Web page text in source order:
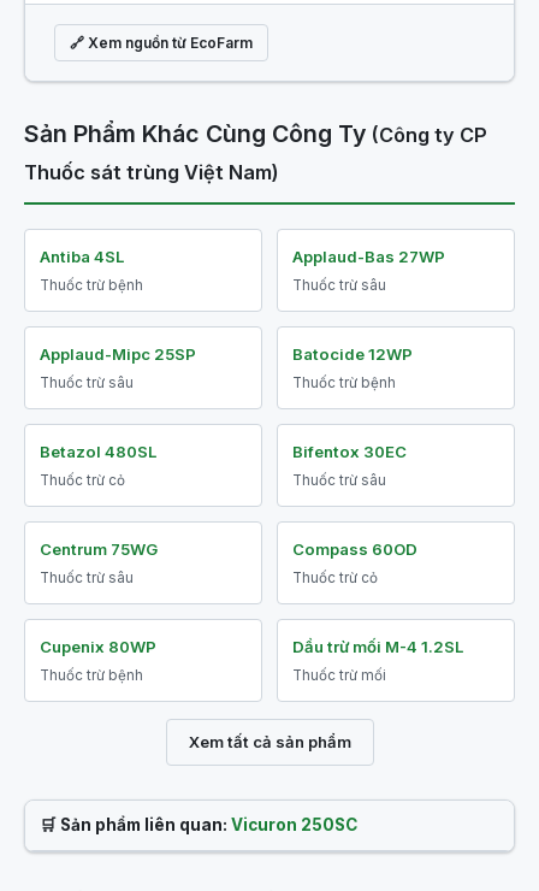
🔗 Xem nguồn từ EcoFarm
Sản Phẩm Khác Cùng Công Ty (Công ty CP
Thuốc sát trùng Việt Nam)
Antiba 4SL
Thuốc trừ bệnh
Applaud-Bas 27WP
Thuốc trừ sâu
Applaud-Mipc 25SP
Thuốc trừ sâu
Batocide 12WP
Thuốc trừ bệnh
Betazol 480SL
Thuốc trừ cỏ
Bifentox 30EC
Thuốc trừ sâu
Centrum 75WG
Thuốc trừ sâu
Compass 60OD
Thuốc trừ cỏ
Cupenix 80WP
Thuốc trừ bệnh
Dầu trừ mối M-4 1.2SL
Thuốc trừ mối
Xem tất cả sản phẩm
🛒 Sản phẩm liên quan: Vicuron 250SC